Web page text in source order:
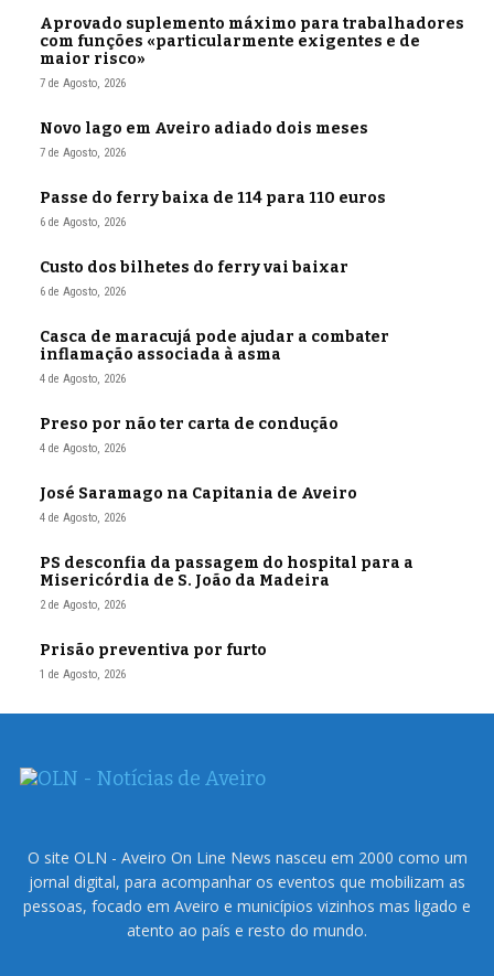
Aprovado suplemento máximo para trabalhadores
com funções «particularmente exigentes e de
maior risco»
7 de Agosto, 2026
Novo lago em Aveiro adiado dois meses
7 de Agosto, 2026
Passe do ferry baixa de 114 para 110 euros
6 de Agosto, 2026
Custo dos bilhetes do ferry vai baixar
6 de Agosto, 2026
Casca de maracujá pode ajudar a combater
inflamação associada à asma
4 de Agosto, 2026
Preso por não ter carta de condução
4 de Agosto, 2026
José Saramago na Capitania de Aveiro
4 de Agosto, 2026
PS desconfia da passagem do hospital para a
Misericórdia de S. João da Madeira
2 de Agosto, 2026
Prisão preventiva por furto
1 de Agosto, 2026
O site OLN - Aveiro On Line News nasceu em 2000 como um
jornal digital, para acompanhar os eventos que mobilizam as
pessoas, focado em Aveiro e municípios vizinhos mas ligado e
atento ao país e resto do mundo.